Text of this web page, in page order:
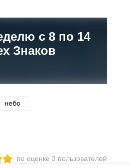
с 8 по 14
Знаков
небо
по оценке 3 пользователей